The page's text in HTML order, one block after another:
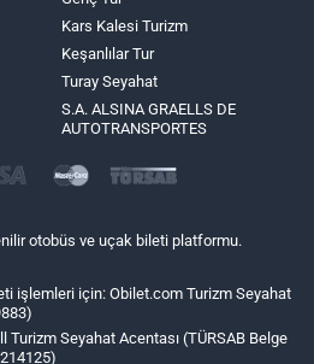
Kars Kalesi Turizm
Keşanlılar Tur
Turay Seyahat
S.A. ALSINA GRAELLS DE
AUTOTRANSPORTES
otobüs ve uçak bileti platformu.
işlemleri için: Obilet.com Turizm Seyahat
Seyahat Acentası (TÜRSAB Belge